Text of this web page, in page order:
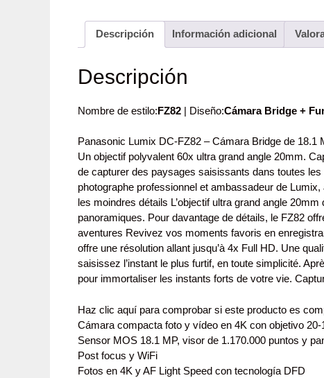
Descripción Información adicional
Descripción
Nombre de estilo:FZ82 | Diseño:Cámara Bridge +
Panasonic Lumix DC-FZ82 – Cámara Bridge de
Un objectif polyvalent 60x ultra grand angle 20mm.
de capturer des paysages saisissants dans toutes
photographe professionnel et ambassadeur de
les moindres détails L’objectif ultra grand angle
panoramiques. Pour davantage de détails, le FZ82
aventures Revivez vos moments favoris en
offre une résolution allant jusqu’à 4x Full HD. Une
saisissez l’instant le plus furtif, en toute simplicité.
pour immortaliser les instants forts de votre vie.
Haz clic aquí para comprobar si este producto es
Cámara compacta foto y vídeo en 4K con objetivo
Sensor MOS 18.1 MP, visor de 1.170.000 puntos y
Post focus y WiFi
Fotos en 4K y AF Light Speed con tecnología DFD